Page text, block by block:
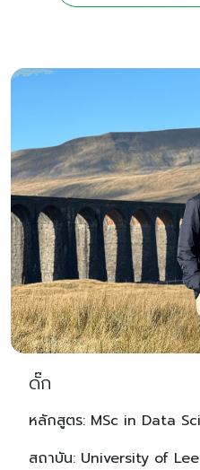
ดั๊ก
หลักสูตร: MSc in Data
สถาบัน: University of